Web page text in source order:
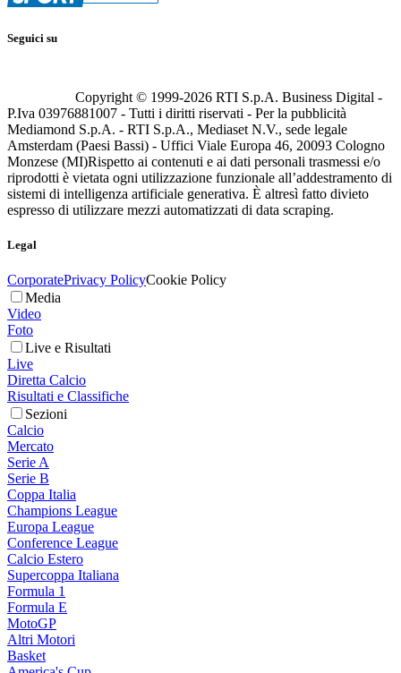
Seguici su
Copyright © 1999-2026 RTI S.p.A. Business Digital -
P.Iva 03976881007 - Tutti i diritti riservati - Per la pubblicità
Mediamond S.p.A. - RTI S.p.A., Mediaset N.V., sede legale
Amsterdam (Paesi Bassi) - Uffici Viale Europa 46, 20093 Cologno
Monzese (MI)Rispetto ai contenuti e ai dati personali trasmessi e/o
riprodotti è vietata ogni utilizzazione funzionale all’addestramento di
sistemi di intelligenza artificiale generativa. È altresì fatto divieto
espresso di utilizzare mezzi automatizzati di data scraping.
Legal
CorporatePrivacy PolicyCookie Policy
Media
Video
Foto
Live e Risultati
Live
Diretta Calcio
Risultati e Classifiche
Sezioni
Calcio
Mercato
Serie A
Serie B
Coppa Italia
Champions League
Europa League
Conference League
Calcio Estero
Supercoppa Italiana
Formula 1
Formula E
MotoGP
Altri Motori
Basket